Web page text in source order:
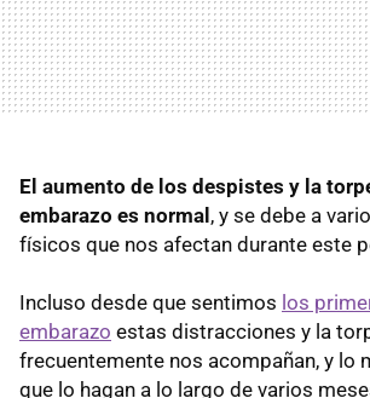
El aumento de los despistes y la
embarazo es normal, y se debe a
físicos que nos afectan durante este
Incluso desde que sentimos los
embarazo estas distracciones y la
frecuentemente nos acompañan, y lo
que lo hagan a lo largo de varios